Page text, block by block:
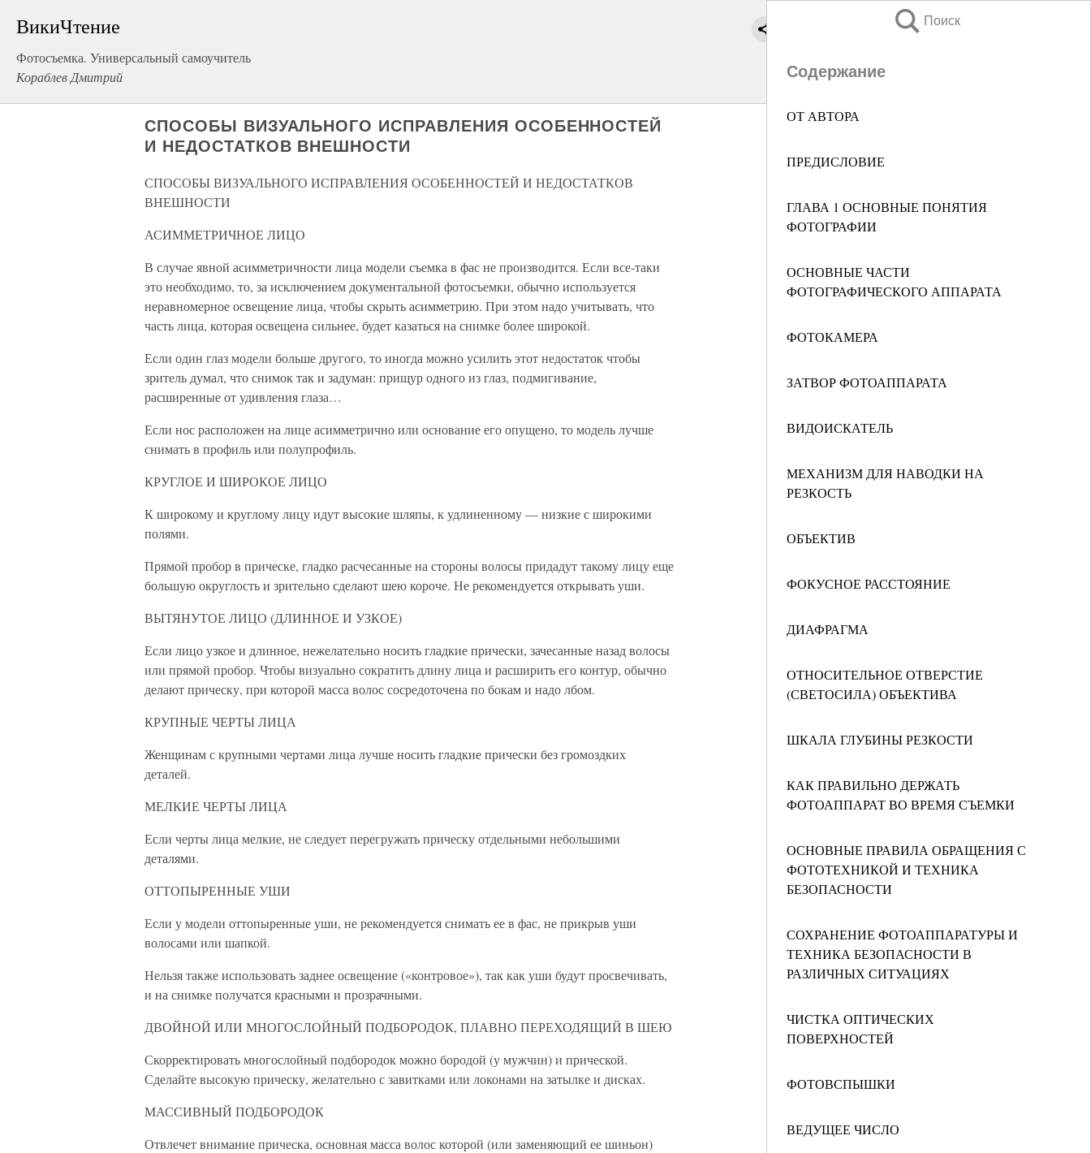
ВикиЧтение
Фотосъемка. Универсальный самоучитель
Кораблев Дмитрий
Поиск
Содержание
ОТ АВТОРА
ПРЕДИСЛОВИЕ
ГЛАВА 1 ОСНОВНЫЕ ПОНЯТИЯ
ФОТОГРАФИИ
ОСНОВНЫЕ ЧАСТИ
ФОТОГРАФИЧЕСКОГО АППАРАТА
ФОТОКАМЕРА
ЗАТВОР ФОТОАППАРАТА
ВИДОИСКАТЕЛЬ
МЕХАНИЗМ ДЛЯ НАВОДКИ НА
РЕЗКОСТЬ
ОБЪЕКТИВ
ФОКУСНОЕ РАССТОЯНИЕ
ДИАФРАГМА
ОТНОСИТЕЛЬНОЕ ОТВЕРСТИЕ
(СВЕТОСИЛА) ОБЪЕКТИВА
ШКАЛА ГЛУБИНЫ РЕЗКОСТИ
КАК ПРАВИЛЬНО ДЕРЖАТЬ
ФОТОАППАРАТ ВО ВРЕМЯ СЪЕМКИ
ОСНОВНЫЕ ПРАВИЛА ОБРАЩЕНИЯ С
ФОТОТЕХНИКОЙ И ТЕХНИКА
БЕЗОПАСНОСТИ
СОХРАНЕНИЕ ФОТОАППАРАТУРЫ И
ТЕХНИКА БЕЗОПАСНОСТИ В
РАЗЛИЧНЫХ СИТУАЦИЯХ
ЧИСТКА ОПТИЧЕСКИХ
ПОВЕРХНОСТЕЙ
ФОТОВСПЫШКИ
ВЕДУЩЕЕ ЧИСЛО
СПОСОБЫ ВИЗУАЛЬНОГО ИСПРАВЛЕНИЯ ОСОБЕННОСТЕЙ
И НЕДОСТАТКОВ ВНЕШНОСТИ
СПОСОБЫ ВИЗУАЛЬНОГО ИСПРАВЛЕНИЯ ОСОБЕННОСТЕЙ И НЕДОСТАТКОВ
ВНЕШНОСТИ
АСИММЕТРИЧНОЕ ЛИЦО
В случае явной асимметричности лица модели съемка в фас не производится. Если все-таки
это необходимо, то, за исключением документальной фотосъемки, обычно используется
неравномерное освещение лица, чтобы скрыть асимметрию. При этом надо учитывать, что
часть лица, которая освещена сильнее, будет казаться на снимке более широкой.
Если один глаз модели больше другого, то иногда можно усилить этот недостаток чтобы
зритель думал, что снимок так и задуман: прищур одного из глаз, подмигивание,
расширенные от удивления глаза…
Если нос расположен на лице асимметрично или основание его опущено, то модель лучше
снимать в профиль или полупрофиль.
КРУГЛОЕ И ШИРОКОЕ ЛИЦО
К широкому и круглому лицу идут высокие шляпы, к удлиненному — низкие с широкими
полями.
Прямой пробор в прическе, гладко расчесанные на стороны волосы придадут такому лицу еще
большую округлость и зрительно сделают шею короче. Не рекомендуется открывать уши.
ВЫТЯНУТОЕ ЛИЦО (ДЛИННОЕ И УЗКОЕ)
Если лицо узкое и длинное, нежелательно носить гладкие прически, зачесанные назад волосы
или прямой пробор. Чтобы визуально сократить длину лица и расширить его контур, обычно
делают прическу, при которой масса волос сосредоточена по бокам и надо лбом.
КРУПНЫЕ ЧЕРТЫ ЛИЦА
Женщинам с крупными чертами лица лучше носить гладкие прически без громоздких
деталей.
МЕЛКИЕ ЧЕРТЫ ЛИЦА
Если черты лица мелкие, не следует перегружать прическу отдельными небольшими
деталями.
ОТТОПЫРЕННЫЕ УШИ
Если у модели оттопыренные уши, не рекомендуется снимать ее в фас, не прикрыв уши
волосами или шапкой.
Нельзя также использовать заднее освещение («контровое»), так как уши будут просвечивать,
и на снимке получатся красными и прозрачными.
ДВОЙНОЙ ИЛИ МНОГОСЛОЙНЫЙ ПОДБОРОДОК, ПЛАВНО ПЕРЕХОДЯЩИЙ В ШЕЮ
Скорректировать многослойный подбородок можно бородой (у мужчин) и прической.
Сделайте высокую прическу, желательно с завитками или локонами на затылке и дисках.
МАССИВНЫЙ ПОДБОРОДОК
Отвлечет внимание прическа, основная масса волос которой (или заменяющий ее шиньон)